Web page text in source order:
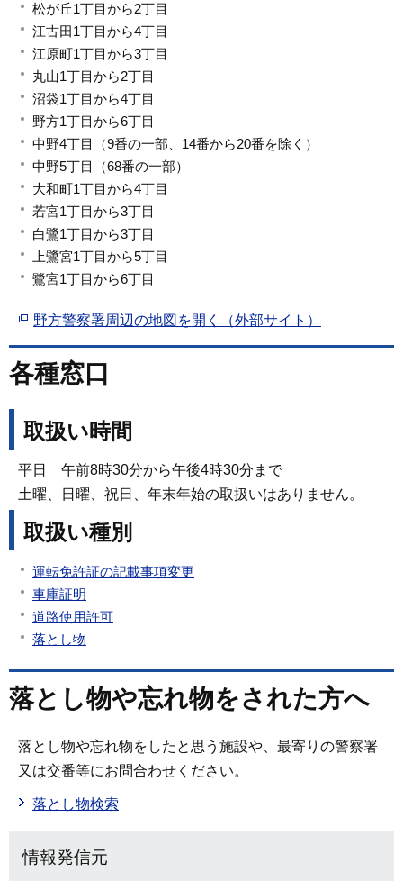
松が丘1丁目から2丁目
江古田1丁目から4丁目
江原町1丁目から3丁目
丸山1丁目から2丁目
沼袋1丁目から4丁目
野方1丁目から6丁目
中野4丁目（9番の一部、14番から20番を除く）
中野5丁目（68番の一部）
大和町1丁目から4丁目
若宮1丁目から3丁目
白鷺1丁目から3丁目
上鷺宮1丁目から5丁目
鷺宮1丁目から6丁目
野方警察署周辺の地図を開く（外部サイト）
各種窓口
取扱い時間
平日 午前8時30分から午後4時30分まで
土曜、日曜、祝日、年末年始の取扱いはありません。
取扱い種別
運転免許証の記載事項変更
車庫証明
道路使用許可
落とし物
落とし物や忘れ物をされた方へ
落とし物や忘れ物をしたと思う施設や、最寄りの警察署
又は交番等にお問合わせください。
落とし物検索
情報発信元